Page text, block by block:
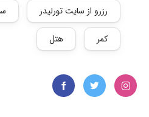
رزرو از سایت تورلیدر
کمر هتل